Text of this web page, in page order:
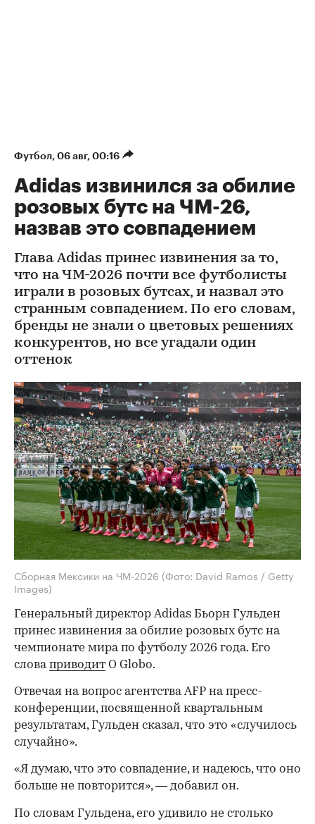
Футбол 06 авг, 00:16
Adidas извинился за обилие
розовых бутс на ЧМ-26,
назвав это совпадением
Глава Adidas принес извинения за то,
что на ЧМ-2026 почти все футболисты
играли в розовых бутсах, и назвал это
странным совпадением. По его словам,
бренды не знали о цветовых решениях
конкурентов, но все угадали один
оттенок
Сборная Мексики на ЧМ-2026 (Фото: David Ramos / Getty
Images)
Генеральный директор Adidas Бьорн Гульден
принес извинения за обилие розовых бутс на
чемпионате мира по футболу 2026 года. Его
словаприводит O Globo.
Отвечая на вопрос агентства AFP на пресс-
конференции, посвященной квартальным
результатам, Гульден сказал, что это «случилось
случайно».
«Я думаю, что это совпадение, и надеюсь, что оно
больше не повторится», — добавил он.
По словам Гульдена, его удивило не столько